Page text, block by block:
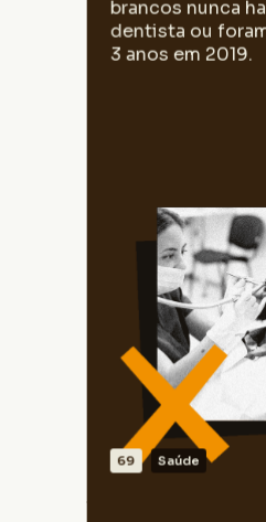
brancos nunca
dentista ou
3 anos em 2019.
69 Saúde
de 3 anos em 2019.
as pessoas
Fonte: Pesquisa
VER DADOS